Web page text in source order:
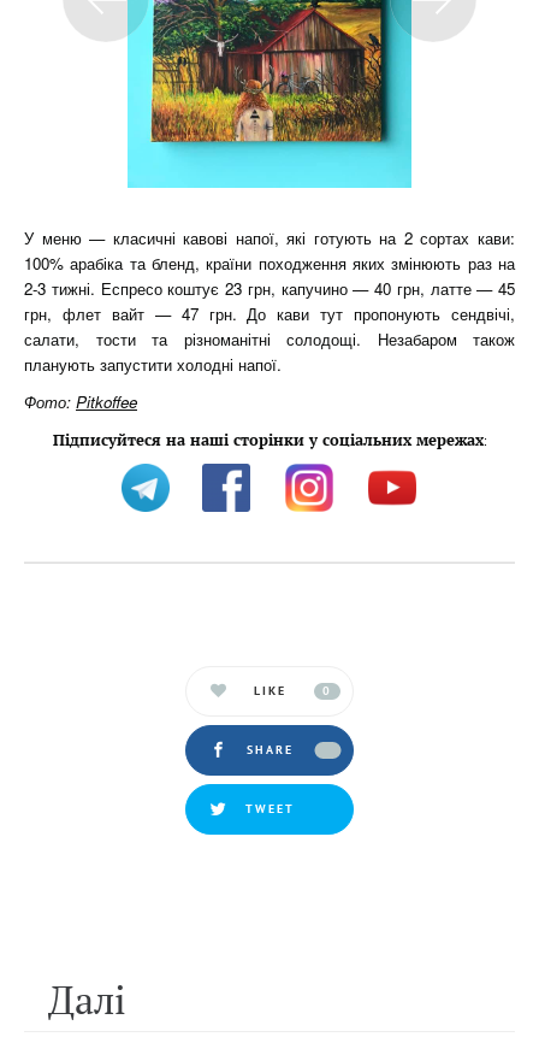
У меню — класичні кавові напої, які готують на 2 сортах кави:
100% арабіка та бленд, країни походження яких змінюють раз на
2-3 тижні. Еспресо коштує 23 грн, капучино — 40 грн, латте — 45
грн, флет вайт — 47 грн. До кави тут пропонують сендвічі,
салати, тости та різноманітні солодощі. Незабаром також
планують запустити холодні напої.
Фото: Pitkoffee
Підписуйтеся на наші сторінки у соціальних мережах:
LIKE 0
SHARE
TWEET
Далi